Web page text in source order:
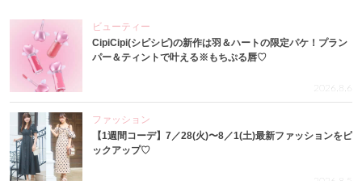
ビューティー
CipiCipi(シピシピ)の新作は羽＆ハートの限定パケ！プラン
パー＆ティントで叶える※もちぷる唇♡
2026.8.6
ファッション
【1週間コーデ】7／28(火)〜8／1(土)最新ファッションをピ
ックアップ♡